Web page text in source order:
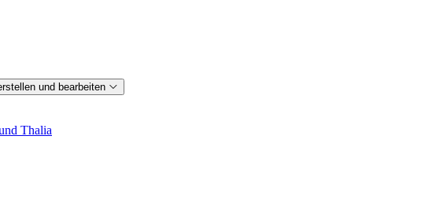
und bearbeiten
Thalia